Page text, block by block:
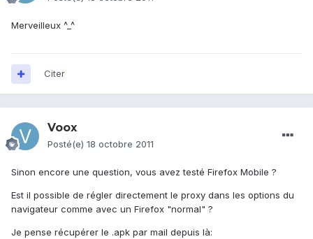
Merveilleux ^_^
Citer
Voox
Posté(e) 18 octobre 2011
Sinon encore une question, vous avez testé Firefox Mobile ?
Est il possible de régler directement le proxy dans les options du
navigateur comme avec un Firefox "normal" ?
Je pense récupérer le .apk par mail depuis là: